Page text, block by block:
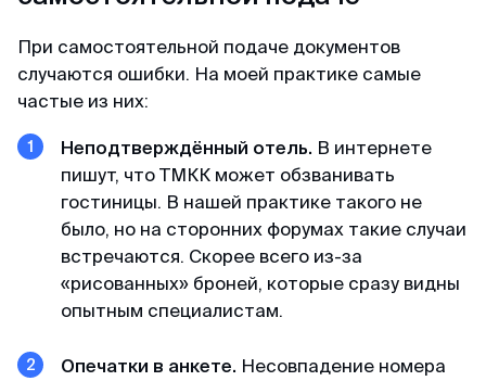
При самостоятельной подаче документов
случаются ошибки. На моей практике самые
частые из них:
Неподтверждённый отель. В интернете
пишут, что ТМКК может обзванивать
гостиницы. В нашей практике такого не
было, но на сторонних форумах такие случаи
встречаются. Скорее всего из-за
«рисованных» броней, которые сразу видны
опытным специалистам.
Опечатки в анкете. Несовпадение номера